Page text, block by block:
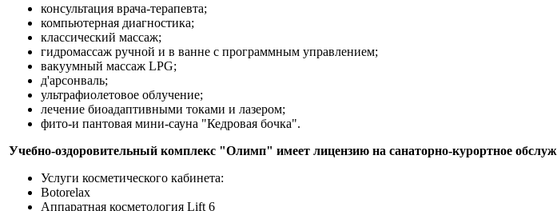
консультация врача-терапевта;
компьютерная диагностика;
классический массаж;
гидромассаж ручной и в ванне с программным управлением;
вакуумный массаж LPG;
д'арсонваль;
ультрафиолетовое облучение;
лечение биоадаптивными токами и лазером;
фито-и пантовая мини-сауна "Кедровая бочка".
Учебно-оздоровительный комплекс "Олимп" имеет лицензию на санаторно-курортное
Услуги косметического кабинета:
Botorelax
Аппаратная косметология Lift 6